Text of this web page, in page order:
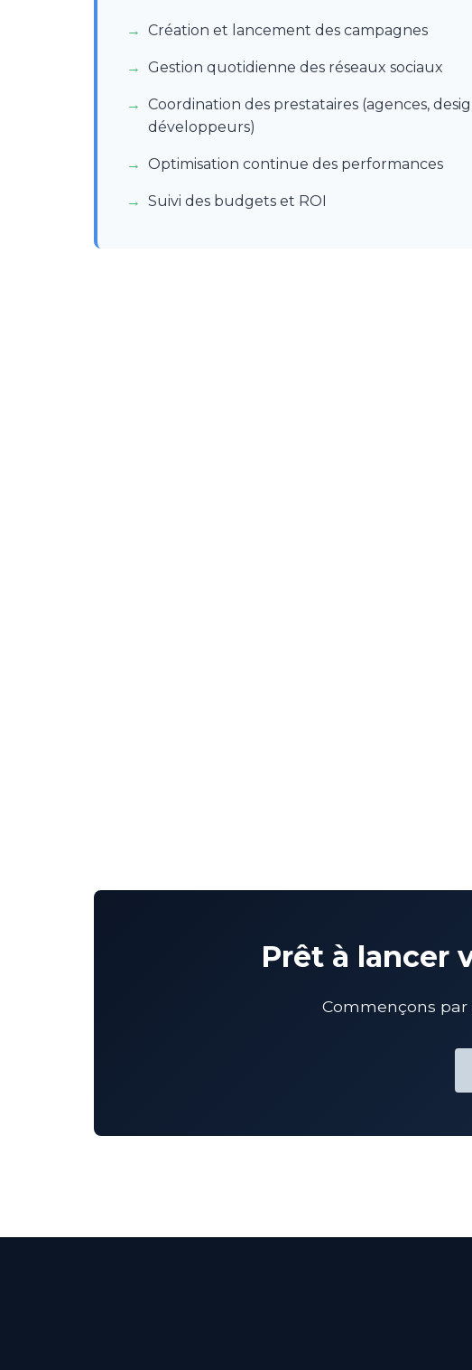
Création et lancement des campagnes
Gestion quotidienne des réseaux sociaux
Coordination des prestataires (agences,
développeurs)
Optimisation continue des performances
Suivi des budgets et ROI
Prêt à lancer
Commençons